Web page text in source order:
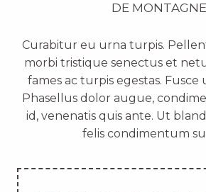
DE MONTAGNE
Curabitur eu urna turpis.
morbi tristique senectus et
fames ac turpis egestas.
Phasellus dolor augue,
id, venenatis quis ante. Ut
felis condimentum